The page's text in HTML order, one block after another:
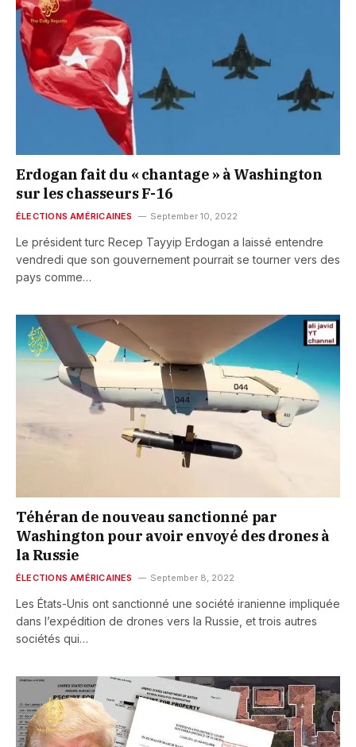
Erdogan fait du « chantage » à Washington
sur les chasseurs F-16
ÉLECTIONS AMÉRICAINES September 10, 2022
Le président turc Recep Tayyip Erdogan a laissé entendre
vendredi que son gouvernement pourrait se tourner vers des
pays comme…
Téhéran de nouveau sanctionné par
Washington pour avoir envoyé des drones à
la Russie
ÉLECTIONS AMÉRICAINES September 8, 2022
Les États-Unis ont sanctionné une société iranienne impliquée
dans l’expédition de drones vers la Russie, et trois autres
sociétés qui…